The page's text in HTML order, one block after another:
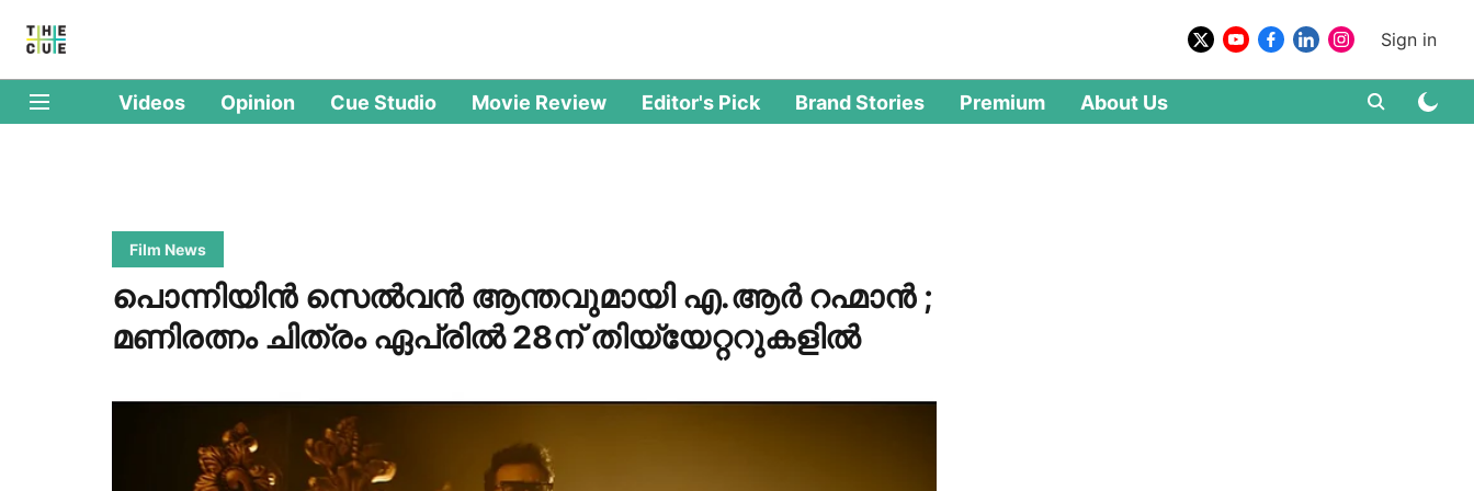
Sign in
Videos Opinion Cue Studio Movie Review Editor's Pick Brand Stories Premium About Us
Film News
പൊന്നിയിന്‍ സെല്‍വന്‍ ആന്തവുമായി എ.ആര്‍ റഹ്മാന്‍ ;
മണിരത്നം ചിത്രം ഏപ്രില്‍ 28ന് തിയ്യേറ്ററുകളില്‍